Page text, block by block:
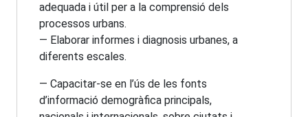
adequada i útil per a la comprensió dels
processos urbans.
— Elaborar informes i diagnosis urbanes, a
diferents escales.
— Capacitar-se en l’ús de les fonts
d’informació demogràfica principals,